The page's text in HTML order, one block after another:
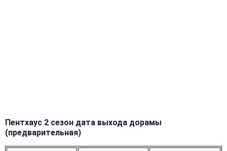
Пентхаус 2 сезон дата выхода дорамы
(предварительная)